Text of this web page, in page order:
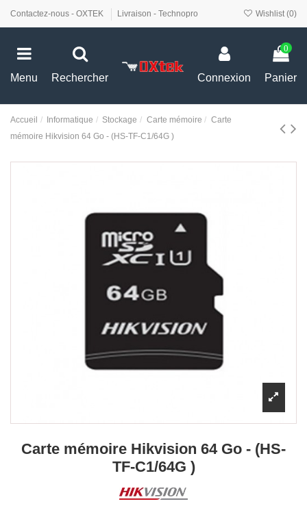
Contactez-nous - OXTEK Livraison - Technopro Wishlist (0)
Menu Rechercher Connexion
0
Panier
Accueil Informatique Stockage Carte mémoire
Carte
mémoire Hikvision 64 Go - (HS-TF-C1/64G )
Carte mémoire Hikvision 64 Go - (HS-
TF-C1/64G )